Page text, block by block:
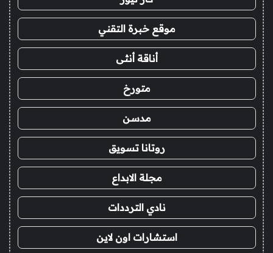
موقع خبرة التقني
أناقة أنثى
متورخ
مدسن
روتانا تسويق
مجلة الابداع
نادي الترددات
استشارات اون لاين